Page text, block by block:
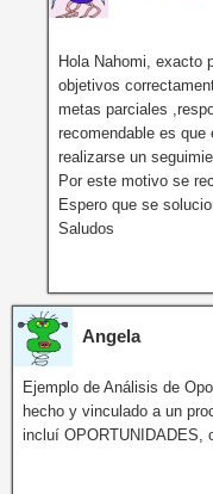
Hola Nahomi, exacto
objetivos
metas parciales
recomendable es que
realizarse un
Por este motivo se
Espero que se
Saludos
Angela
Ejemplo de Análisis de
hecho y vinculado a un
incluí OPORTUNIDADES,